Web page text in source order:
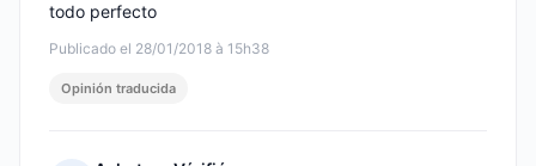
Publicado el 28/01/2018 à 15h38
todo perfecto
Opinión traducida